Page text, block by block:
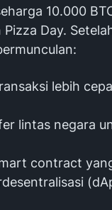
10.000
Day.
lebih
lintas negara
contract